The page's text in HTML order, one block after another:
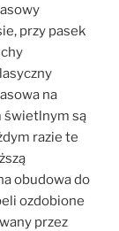
przy pasek
na
świetlnym są
razie te
obudowa do
ozdobione
przez